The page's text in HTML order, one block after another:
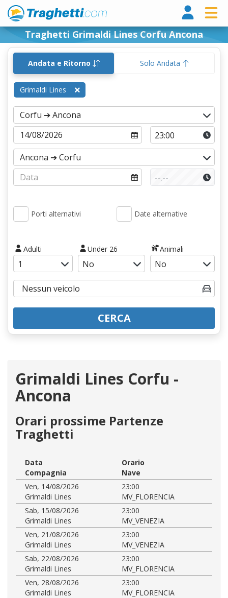
Traghetti Grimaldi Lines Corfu Ancona
Andata e Ritorno Solo Andata
Grimaldi Lines
Porti alternativi Date alternative
Adulti Under 26 Animali
CERCA
Grimaldi Lines Corfu -
Ancona
Orari prossime Partenze
Traghetti
Data
Orario
Compagnia
Nave
Ven, 14/08/2026
23:00
Grimaldi Lines
MV_FLORENCIA
Sab, 15/08/2026
23:00
Grimaldi Lines
MV_VENEZIA
Ven, 21/08/2026
23:00
Grimaldi Lines
MV_VENEZIA
Sab, 22/08/2026
23:00
Grimaldi Lines
MV_FLORENCIA
Ven, 28/08/2026
23:00
Grimaldi Lines
MV_FLORENCIA